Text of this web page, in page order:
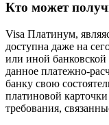
Кто может
Visa Платинум,
доступна даже на
или иной
данное платежно-
банку свою
платиновой
требования,